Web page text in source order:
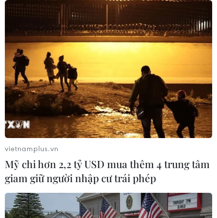
Tp. Hồ Chí Minh
Theo dõi VietnamPlus
TIN LIÊN QUAN
vietnamplus.vn
Mỹ chi hơn 2,2 tỷ USD mua thêm 4 trung tâm
giam giữ người nhập cư trái phép